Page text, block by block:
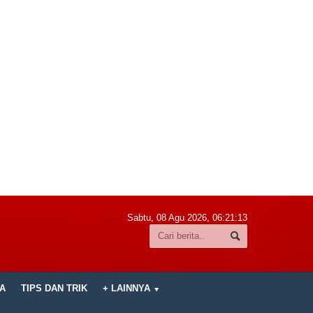
Sabtu, 08 Agu 2026, 06:21:15
TIPS DAN TRIK + LAINNYA